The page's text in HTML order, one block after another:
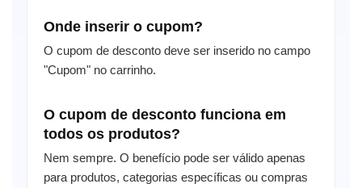
Onde inserir o cupom?
O cupom de desconto deve ser inserido no campo
"Cupom" no carrinho.
O cupom de desconto funciona em
todos os produtos?
Nem sempre. O benefício pode ser válido apenas
para produtos, categorias específicas ou compras